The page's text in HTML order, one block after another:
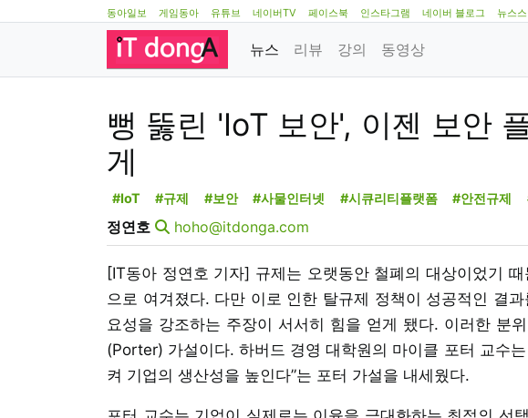
동아일보 게임동아 유튜브 네이버TV 페이스북 인스타그램 네이버 블로그 뉴스
뉴스 리뷰 강의 동영상
뻥 뚫린 'IoT 보안', 이젠 보안
게
#IoT #규제 #보안 #사물인터넷 #시큐리티플랫폼 #안전규제
정연호 hoho@itdonga.com
[IT동아 정연호 기자] 규제는 오랫동안 철폐의 대상이었기
으로 여겨졌다. 다만 이로 인한 탈규제 정책이 성공적인 결
요성을 강조하는 주장이 서서히 힘을 얻게 됐다. 이러한 분
(Porter) 가설이다. 하버드 경영 대학원의 마이클 포터 교수
켜 기업의 생산성을 높인다”는 포터 가설을 내세웠다.